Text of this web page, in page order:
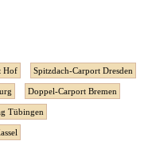
Hof Spitzdach-Carport Dresden
Doppel-Carport Bremen
Tübingen